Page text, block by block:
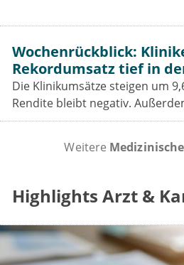
GKV-Spargesetz für Praxen,
Prävention bedeutet.
Wochenrückblick:
Rekordumsatz tief in
Die Klinikumsätze steigen um
Rendite bleibt negativ.
Wochenrückblick: das
und die GOÄ-Reform.
Weitere
Highlights Arzt &